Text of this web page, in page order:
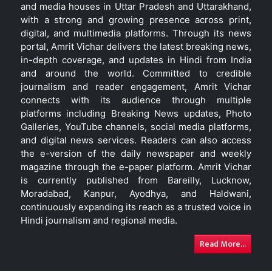
and media houses in Uttar Pradesh and Uttarakhand,
with a strong and growing presence across print,
digital, and multimedia platforms. Through its news
portal, Amrit Vichar delivers the latest breaking news,
in-depth coverage, and updates in Hindi from India
and around the world. Committed to credible
journalism and reader engagement, Amrit Vichar
connects with its audience through multiple
platforms including Breaking News updates, Photo
Galleries, YouTube channels, social media platforms,
and digital news services. Readers can also access
the e-version of the daily newspaper and weekly
magazine through the e-paper platform. Amrit Vichar
is currently published from Bareilly, Lucknow,
Moradabad, Kanpur, Ayodhya, and Haldwani,
continuously expanding its reach as a trusted voice in
Hindi journalism and regional media.
Read More...